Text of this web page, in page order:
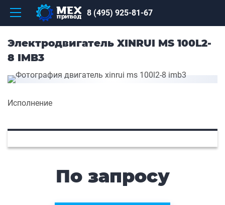
8 (495) 925-81-67
Электродвигатель XINRUI MS 100L2-
8 IMB3
Исполнение
По запросу